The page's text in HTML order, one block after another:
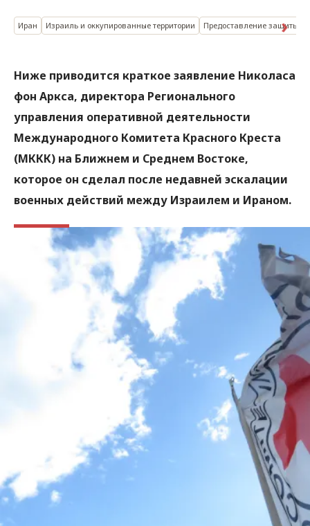
Иран Израиль и оккупированные территории Предоставление защиты
Ниже приводится краткое заявление Николаса
фон Аркса, директора Регионального
управления оперативной деятельности
Международного Комитета Красного Креста
(МККК) на Ближнем и Среднем Востоке,
которое он сделал после недавней эскалации
военных действий между Израилем и Ираном.